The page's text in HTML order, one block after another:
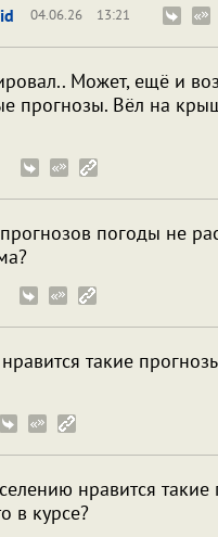
04.06.26 13:21
Может, ещё и
прогнозы. Вёл на
погоды не
такие
нравится
в курсе?